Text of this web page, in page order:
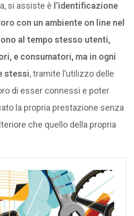
si assiste è l’identificazione
con un ambiente on line nel
al tempo stesso utenti,
e consumatori, ma in ogni
stessi, tramite l’utilizzo delle
di esser connessi e poter
la propria prestazione senza
che quello della propria